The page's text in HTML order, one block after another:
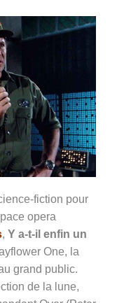
fiction pour
opera
, Y a-t-il enfin un
One, la
grand public.
de la lune,